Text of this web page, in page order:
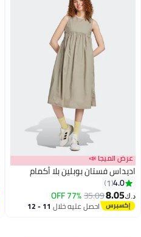
عرض الميجا 📣
اديداس فستان بوبلين بلا أكمام
4.0
1
د.ك‏8.05
35.09
77% OFF
احصل عليه خلال 11 - 12